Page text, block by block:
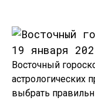
Восточный
астрологических
выбрать